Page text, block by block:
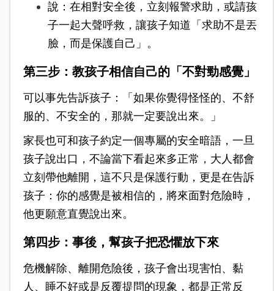
說：在相對安全後，立刻報警求助，或請孩
子一起大聲呼救，讓孩子知道「求助不是丟
臉，而是保護自己」。
第三步：教孩子相信自己的「不對勁感覺」
可以事先告訴孩子：「如果你覺得怪怪的、不舒
服的、不安全的，那就一定要說出來。」
家長也可和孩子約定一個專屬的安全暗語，一旦
孩子說出口，不論當下看起來多正常，大人都會
立刻帶他離開，這不只是保護行動，更是在告訴
孩子：你的感覺是被相信的，將來面對危險時，
他更願意直覺說出來。
第四步：事後，幫孩子把恐懼放下來
危機解除、離開危險後，孩子會出現害怕、黏
人、睡不好或是反覆提問的現象，都是正常反